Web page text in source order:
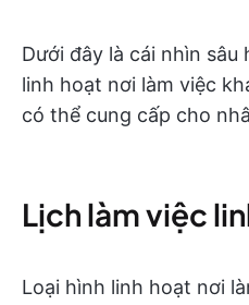
Dưới đây là cái nhìn sâu
linh hoạt nơi làm việc
có thể cung cấp cho
Lịch làm việc
Loại hình linh hoạt nơi